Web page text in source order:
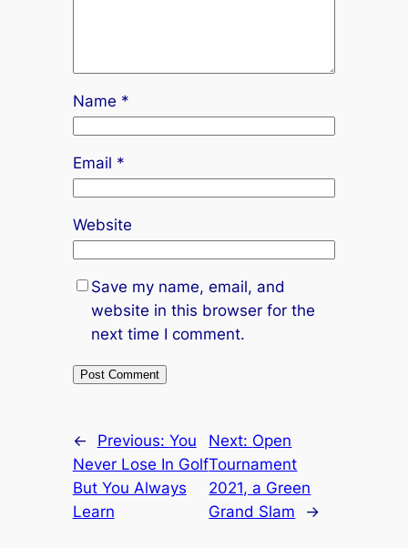
panel
panel
satın al
Name *
Email *
Website
Save my name, email, and
website in this browser for the
next time I comment.
← Previous: You
Never Lose In Golf
But You Always
Learn
Next: Open
Tournament
2021, a Green
Grand Slam
→